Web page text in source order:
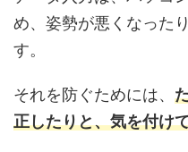
め、姿勢が悪くなった
す。
それを防ぐためには、
正したりと、気を付け